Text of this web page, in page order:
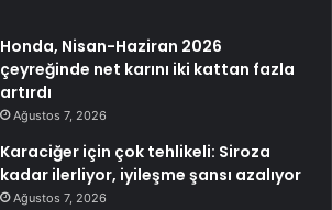
Honda, Nisan-Haziran 2026
çeyreğinde net karını iki kattan fazla
artırdı
Ağustos 7, 2026
Karaciğer için çok tehlikeli: Siroza
kadar ilerliyor, iyileşme şansı azalıyor
Ağustos 7, 2026